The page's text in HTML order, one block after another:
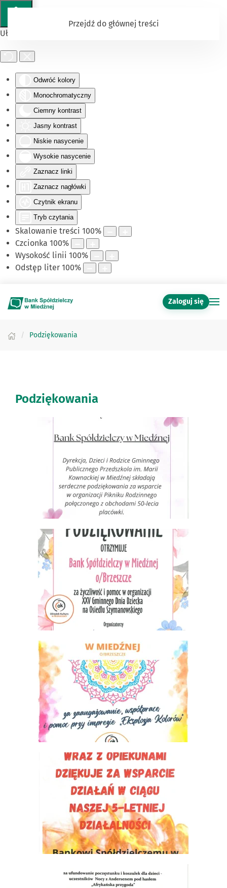
Ułatwienia dostępu
Odwróć kolory
Monochromatyczny
Ciemny kontrast
Jasny kontrast
Niskie nasycenie
Wysokie nasycenie
Zaznacz linki
Zaznacz nagłówki
Czytnik ekranu
Tryb czytania
Skalowanie treści 100%
Czcionka 100%
Wysokość linii 100%
Odstęp liter 100%
Przejdź do głównej treści
Zaloguj się
Podziękowania
Podziękowania